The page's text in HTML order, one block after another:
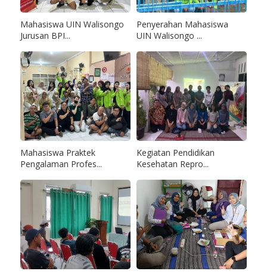
Mahasiswa UIN Walisongo
Jurusan BPI...
Penyerahan Mahasiswa
UIN Walisongo ...
Mahasiswa Praktek
Pengalaman Profes...
Kegiatan Pendidikan
Kesehatan Repro...